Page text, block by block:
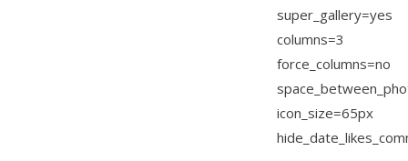
super_gallery=yes
columns=3
force_columns=no
icon_size=65px